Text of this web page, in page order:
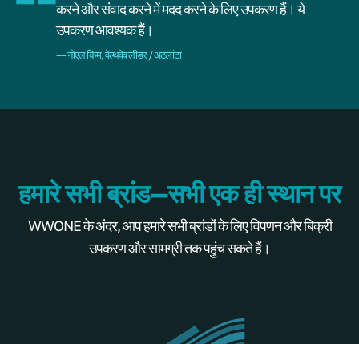
करने और संवाद करने में मदद करने के लिए उपकरण हैं। ये
उपकरण आवश्यक हैं।
–– नोएल किम, वेल्थवेव लीडर / अटलांटा
हमारे सभी ब्रांड—सभी एक ही स्थान पर
WWONE के अंदर, आप हमारे सभी ब्रांडों के लिए विपणन और बिक्री
उपकरण और सामग्री तक पहुंच सकते हैं।